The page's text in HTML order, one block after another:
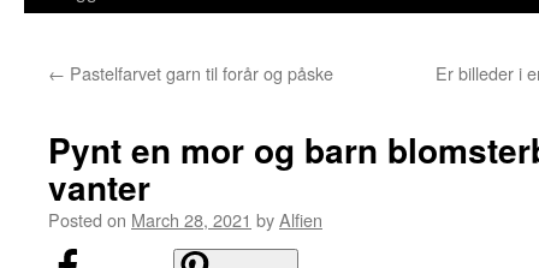
← Pastelfarvet garn til forår og påske Er billeder i
Pynt en mor og barn
vanter
Posted on March 28, 2021 byAlfien